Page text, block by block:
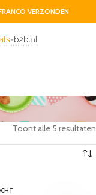
VERZONDEN
Toont alle 5 resultaten